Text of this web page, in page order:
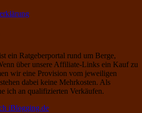
ein Ratgeberportal rund um Berge,
über unsere Affiliate-Links ein Kauf zu
wir eine Provision vom jeweiligen
dabei keine Mehrkosten. Als
ich an qualifizierten Verkäufen.
iBlogging.de